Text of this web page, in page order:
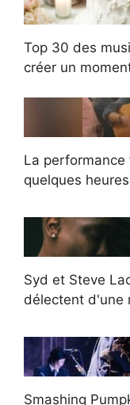
Top 30 des
créer un
La
quelques
Syd et Steve
délectent d'une
Smashing